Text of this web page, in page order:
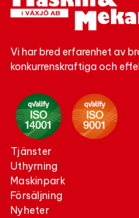
Vi har bred erfarenhet av
konkurrenskraftiga och
tjänster
uthyrning
maskinpark
försäljning
nyheter